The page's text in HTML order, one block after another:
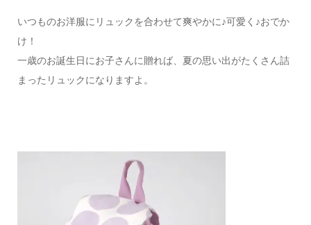
いつものお洋服にリュックを合わせて爽やかに♪可愛く♪おでか
け！
一歳のお誕生日にお子さんに贈れば、夏の思い出がたくさん詰
まったリュックになりますよ。